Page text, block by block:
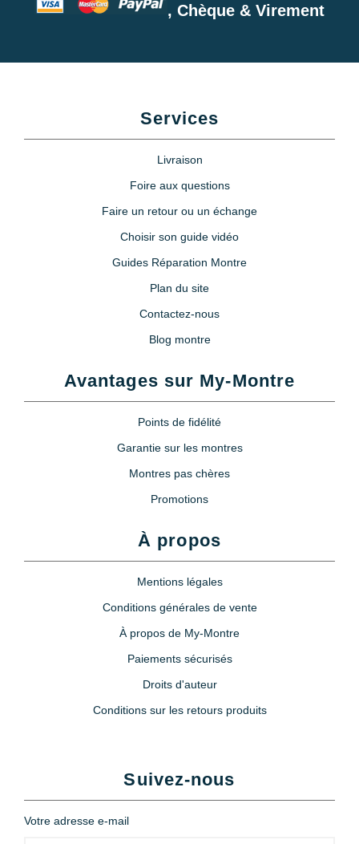
, Chèque & Virement
Services
Livraison
Foire aux questions
Faire un retour ou un échange
Choisir son guide vidéo
Guides Réparation Montre
Plan du site
Contactez-nous
Blog montre
Avantages sur My-Montre
Points de fidélité
Garantie sur les montres
Montres pas chères
Promotions
À propos
Mentions légales
Conditions générales de vente
À propos de My-Montre
Paiements sécurisés
Droits d'auteur
Conditions sur les retours produits
Suivez-nous
Votre adresse e-mail